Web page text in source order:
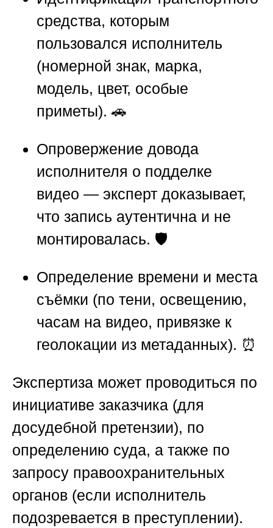
средства, которым
пользовался исполнитель
(номерной знак, марка,
модель, цвет, особые
приметы). 🚗
Опровержение довода
исполнителя о подделке
видео — эксперт доказывает,
что запись аутентична и не
монтировалась. 🛡️
Определение времени и места
съёмки (по тени, освещению,
часам на видео, привязке к
геолокации из метаданных). ⏰
Экспертиза может проводиться по
инициативе заказчика (для
досудебной претензии), по
определению суда, а также по
запросу правоохранительных
органов (если исполнитель
подозревается в преступлении).